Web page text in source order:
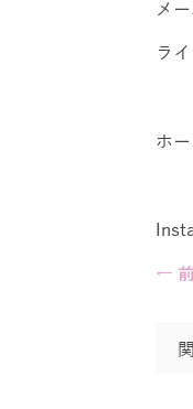
メ
ラ
ホ
←